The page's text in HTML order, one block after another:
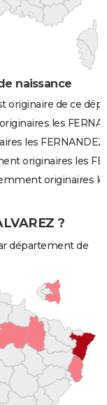
naissance
originaire de ce
les
les FERNANDEZ
originaires les
originaires
?
département de